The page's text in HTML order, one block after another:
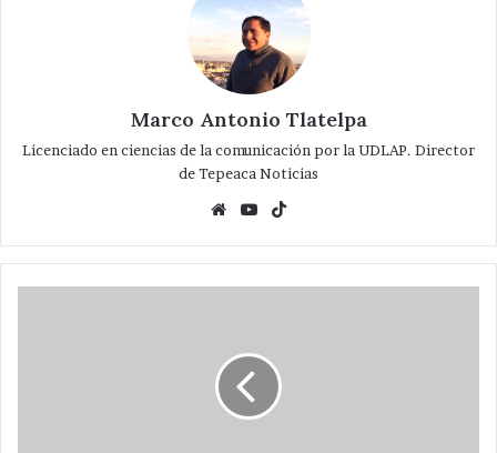
Marco Antonio Tlatelpa
Licenciado en ciencias de la comunicación por la UDLAP. Director
de Tepeaca Noticias
WebsiteYouTube